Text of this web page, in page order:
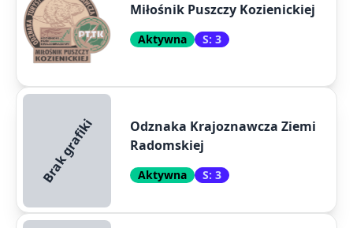
Miłośnik Puszczy Kozienickiej
Aktywna S: 3
Brak grafiki
Odznaka Krajoznawcza Ziemi
Radomskiej
Aktywna S: 3